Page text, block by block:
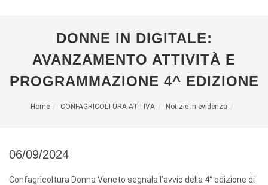
DONNE IN DIGITALE:
AVANZAMENTO ATTIVITÀ E
PROGRAMMAZIONE 4^ EDIZIONE
Home CONFAGRICOLTURA ATTIVA Notizie in evidenza
06/09/2024
Confagricoltura Donna Veneto segnala l’avvio della 4° edizione di